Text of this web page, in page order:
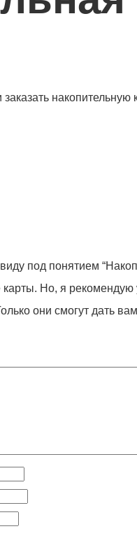
накопительную
под понятием
Но, я
они смогут дать